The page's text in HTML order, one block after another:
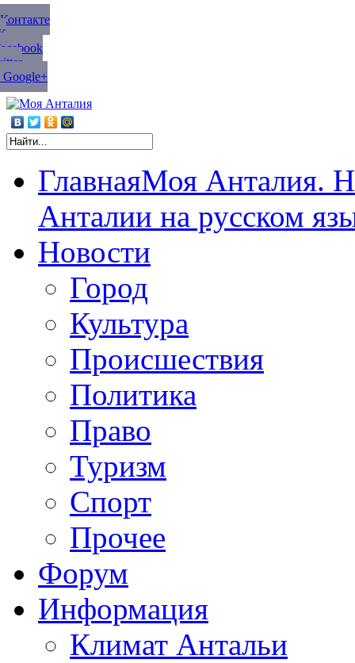
ГлавнаяМоя Анталия.
Анталии на русском
Новости
Город
Культура
Происшествия
Политика
Право
Туризм
Спорт
Прочее
Форум
Информация
Климат Антальи